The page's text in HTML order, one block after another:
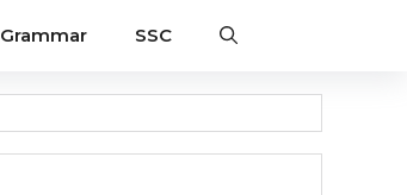
Grammar SSC